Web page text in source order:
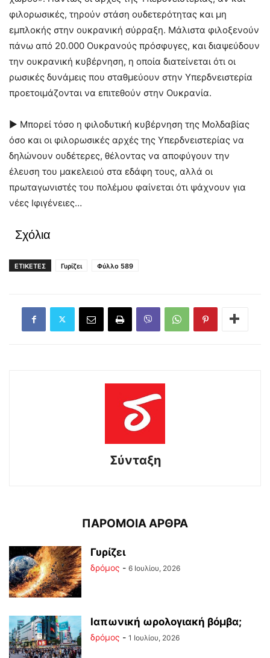
φιλορωσικές, τηρούν στάση ουδετερότητας και μη
εμπλοκής στην ουκρανική σύρραξη. Μάλιστα φιλοξενούν
πάνω από 20.000 Ουκρανούς πρόσφυγες, και διαψεύδουν
την ουκρανική κυβέρνηση, η οποία διατείνεται ότι οι
ρωσικές δυνάμεις που σταθμεύουν στην Υπερδνειστερία
προετοιμάζονται να επιτεθούν στην Ουκρανία.
► Μπορεί τόσο η φιλοδυτική κυβέρνηση της Μολδαβίας
όσο και οι φιλορωσικές αρχές της Υπερδνειστερίας να
δηλώνουν ουδέτερες, θέλοντας να αποφύγουν την
έλευση του μακελειού στα εδάφη τους, αλλά οι
πρωταγωνιστές του πολέμου φαίνεται ότι ψάχνουν για
νέες Ιφιγένειες…
Σχόλια
ΕΤΙΚΕΤΕΣ Γυρίζει Φύλλο 589
Σύνταξη
ΠΑΡΟΜΟΙΑ ΑΡΘΡΑ
Γυρίζει
δρόμος - 6 Ιουλίου, 2026
Ιαπωνική ωρολογιακή βόμβα;
δρόμος - 1 Ιουλίου, 2026